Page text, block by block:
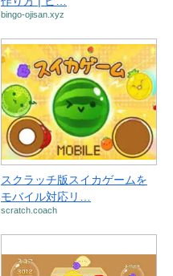
bingo-ojisan.xyz
スクラッチ版スイカゲームを
モバイル対応リ…
scratch.coach